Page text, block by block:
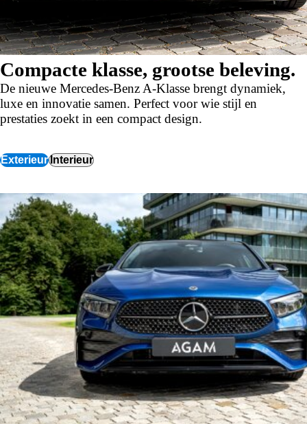
Compacte klasse, grootse beleving.
De nieuwe Mercedes-Benz A-Klasse brengt dynamiek,
luxe en innovatie samen. Perfect voor wie stijl en
prestaties zoekt in een compact design.
ExterieurInterieur